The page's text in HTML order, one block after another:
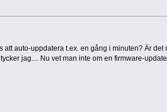
auto-uppdatera t.ex. en gång i minuten? Är
jag.... Nu vet man inte om en firmware-